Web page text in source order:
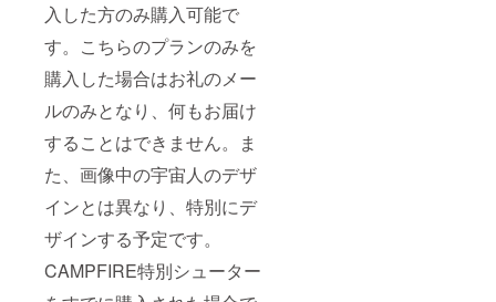
入した方のみ購入可能で
す。こちらのプランのみを
購入した場合はお礼のメー
ルのみとなり、何もお届け
することはできません。ま
た、画像中の宇宙人のデザ
インとは異なり、特別にデ
ザインする予定です。
CAMPFIRE特別シューター